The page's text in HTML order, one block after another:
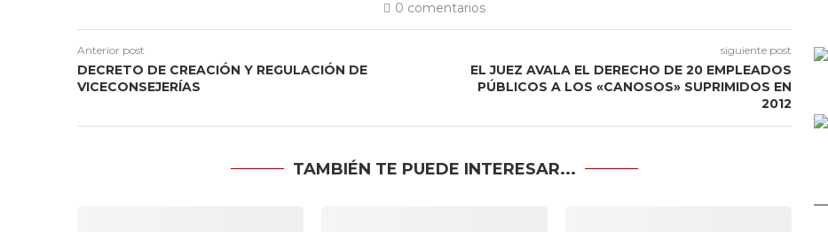
0 comentarios
Anterior post
DECRETO DE CREACIÓN Y REGULACIÓN DE
VICECONSEJERÍAS
siguiente post
EL JUEZ AVALA EL DERECHO DE 20 EMPLEADOS
PÚBLICOS A LOS «CANOSOS» SUPRIMIDOS EN
2012
TAMBIÉN TE PUEDE INTERESAR...